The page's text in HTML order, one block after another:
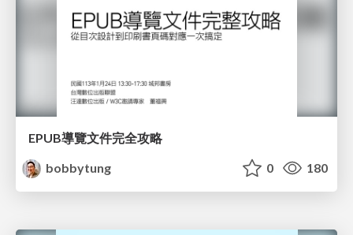
EPUB導覽文件完全攻略
bobbytung
0 180